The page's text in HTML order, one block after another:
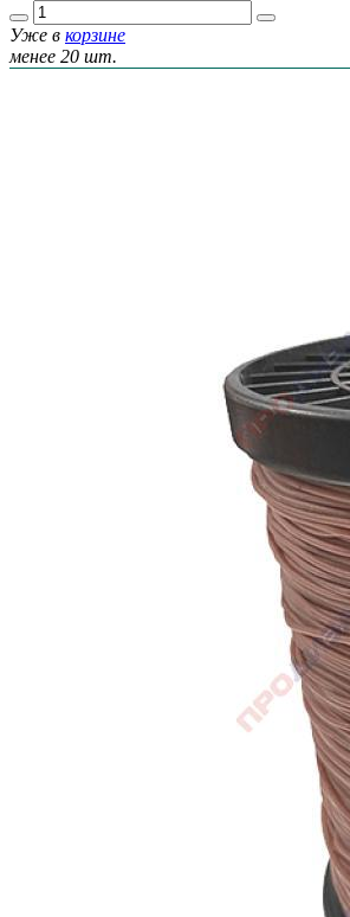
Уже в корзине
менее 20 шт.